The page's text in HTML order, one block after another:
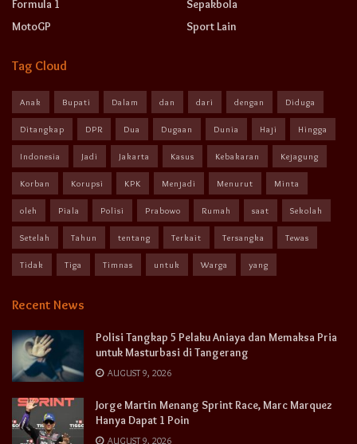
Formula 1
MotoGP
Sepakbola
Sport Lain
Tag Cloud
Anak Bupati Dalam dan dari dengan Diduga
Ditangkap DPR Dua Dugaan Dunia Haji Hingga
Indonesia Jadi Jakarta Kasus Kebakaran Kejagung
Korban Korupsi KPK Menjadi Menurut Minta
oleh Piala Polisi Prabowo Rumah saat Sekolah
Setelah Tahun tentang Terkait Tersangka Tewas
Tidak Tiga Timnas untuk Warga yang
Recent News
Polisi Tangkap 5 Pelaku Aniaya dan Memaksa Pria
untuk Masturbasi di Tangerang
AUGUST 9, 2026
Jorge Martin Menang Sprint Race, Marc Marquez
Hanya Dapat 1 Poin
AUGUST 9, 2026